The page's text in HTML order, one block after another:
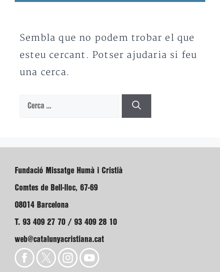
Sembla que no podem trobar el que
esteu cercant. Potser ajudaria si feu
una cerca.
Cerca:
Fundació Missatge Humà i Cristià
Comtes de Bell-lloc, 67-69
08014 Barcelona
T. 93 409 27 70 / 93 409 28 10
web@catalunyacristiana.cat